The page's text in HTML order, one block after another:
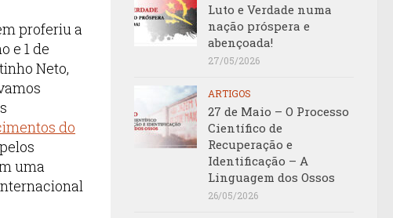
proferiu a
e 1 de
Neto,
do
uma
Luto e Verdade numa
nação próspera e
abençoada!
27/05/2026
ARTIGOS
27 de Maio – O Processo
Científico de
Recuperação e
Identificação – A
Linguagem dos Ossos
26/05/2026